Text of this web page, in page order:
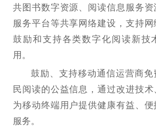
科研创新
服务管理平台
智库服务
管理平台
文化产业
统计分析
数字出版
审读服务
服务
共建共享平台
责任编辑注册
业务申
共图书数字资源、阅读信息服务
服务平台等共享网络建设，支持网
鼓励和支持各类数字化阅读新技
用。
鼓励、支持移动通信运营商免
民阅读的公益信息，通过改进技术
为移动终端用户提供健康有益、
服务。